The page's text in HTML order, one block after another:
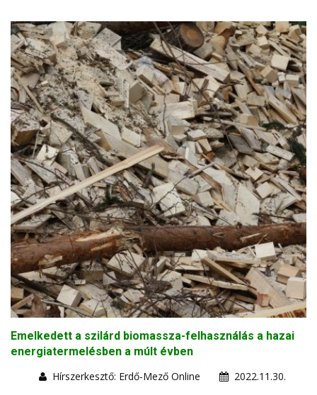
Emelkedett a szilárd biomassza-felhasználás a hazai
energiatermelésben a múlt évben
Hírszerkesztő: Erdő-Mező Online
2022.11.30.